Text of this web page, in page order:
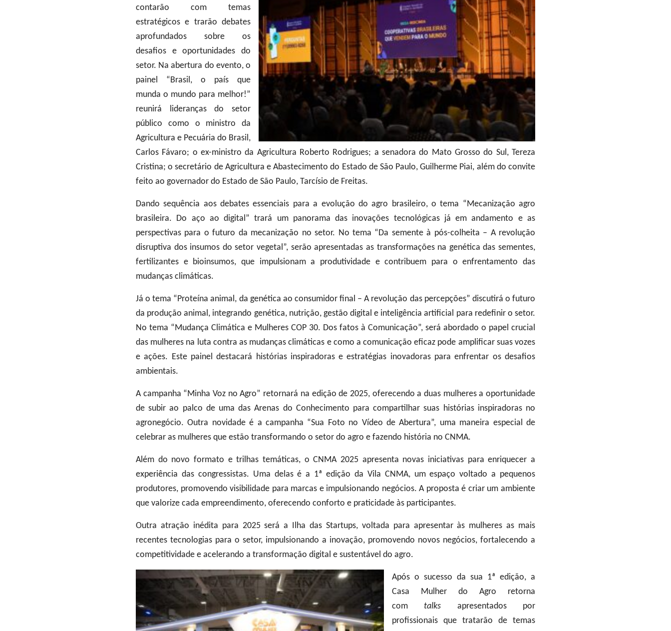
contarão com temas
estratégicos e trarão debates
aprofundados sobre os
desafios e oportunidades do
setor. Na abertura do evento, o
painel “Brasil, o país que
munda o mundo para melhor!”
reunirá lideranças do setor
público como o ministro da
Agricultura e Pecuária do Brasil,
Carlos Fávaro; o ex-ministro da Agricultura Roberto Rodrigues; a senadora do Mato Grosso do Sul, Tereza
Cristina; o secretário de Agricultura e Abastecimento do Estado de São Paulo, Guilherme Piai, além do convite
feito ao governador do Estado de São Paulo, Tarcísio de Freitas.
Dando sequência aos debates essenciais para a evolução do agro brasileiro, o tema “Mecanização agro
brasileira. Do aço ao digital” trará um panorama das inovações tecnológicas já em andamento e as
perspectivas para o futuro da mecanização no setor. No tema “Da semente à pós-colheita – A revolução
disruptiva dos insumos do setor vegetal”, serão apresentadas as transformações na genética das sementes,
fertilizantes e bioinsumos, que impulsionam a produtividade e contribuem para o enfrentamento das
mudanças climáticas.
Já o tema “Proteína animal, da genética ao consumidor final – A revolução das percepções” discutirá o futuro
da produção animal, integrando genética, nutrição, gestão digital e inteligência artificial para redefinir o setor.
No tema “Mudança Climática e Mulheres COP 30. Dos fatos à Comunicação”, será abordado o papel crucial
das mulheres na luta contra as mudanças climáticas e como a comunicação eficaz pode amplificar suas vozes
e ações. Este painel destacará histórias inspiradoras e estratégias inovadoras para enfrentar os desafios
ambientais.
A campanha “Minha Voz no Agro” retornará na edição de 2025, oferecendo a duas mulheres a oportunidade
de subir ao palco de uma das Arenas do Conhecimento para compartilhar suas histórias inspiradoras no
agronegócio. Outra novidade é a campanha “Sua Foto no Vídeo de Abertura”, uma maneira especial de
celebrar as mulheres que estão transformando o setor do agro e fazendo história no CNMA.
Além do novo formato e trilhas temáticas, o CNMA 2025 apresenta novas iniciativas para enriquecer a
experiência das congressistas. Uma delas é a 1ª edição da Vila CNMA, um espaço voltado a pequenos
produtores, promovendo visibilidade para marcas e impulsionando negócios. A proposta é criar um ambiente
que valorize cada empreendimento, oferecendo conforto e praticidade às participantes.
Outra atração inédita para 2025 será a Ilha das Startups, voltada para apresentar às mulheres as mais
recentes tecnologias para o setor, impulsionando a inovação, promovendo novos negócios, fortalecendo a
competitividade e acelerando a transformação digital e sustentável do agro.
Após o sucesso da sua 1ª edição, a
Casa Mulher do Agro retorna
comtalks apresentados por
profissionais que tratarão de temas